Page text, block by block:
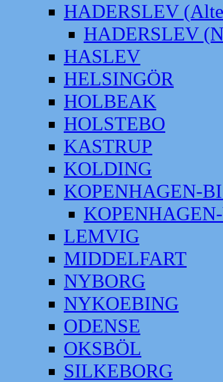
HADERSLEV
HADERSLEV
HASLEV
HELSINGÖR
HOLBEAK
HOLSTEBO
KASTRUP
KOLDING
KOPENHAGEN-
LEMVIG
MIDDELFART
NYBORG
NYKOEBING
ODENSE
OKSBÖL
SILKEBORG